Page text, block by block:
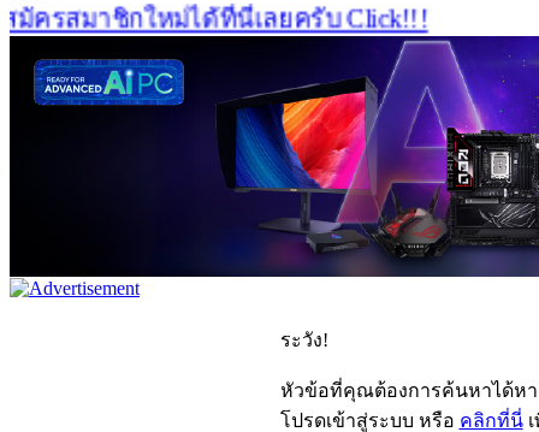
รสมาชิกใหม่ได้ที่นี่เลยครับ Click!!!
ระวัง!
หัวข้อที่คุณต้องการค้นหาได้ห
โปรดเข้าสู่ระบบ หรือ คลิกที่นี่เ